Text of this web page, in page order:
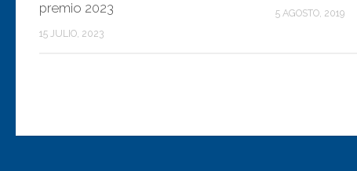
premio 2023
15 JULIO, 2023
5 AGOSTO, 2019